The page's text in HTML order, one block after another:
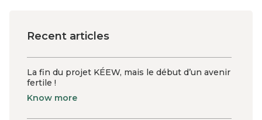
Recent articles
La fin du projet KÉEW, mais le début d’un avenir
fertile !
Know more